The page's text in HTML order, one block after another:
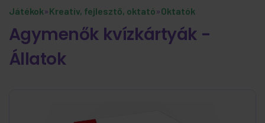
Játékok»Kreatív, fejlesztő, oktató»Oktatók
Agymenők kvízkártyák -
Állatok